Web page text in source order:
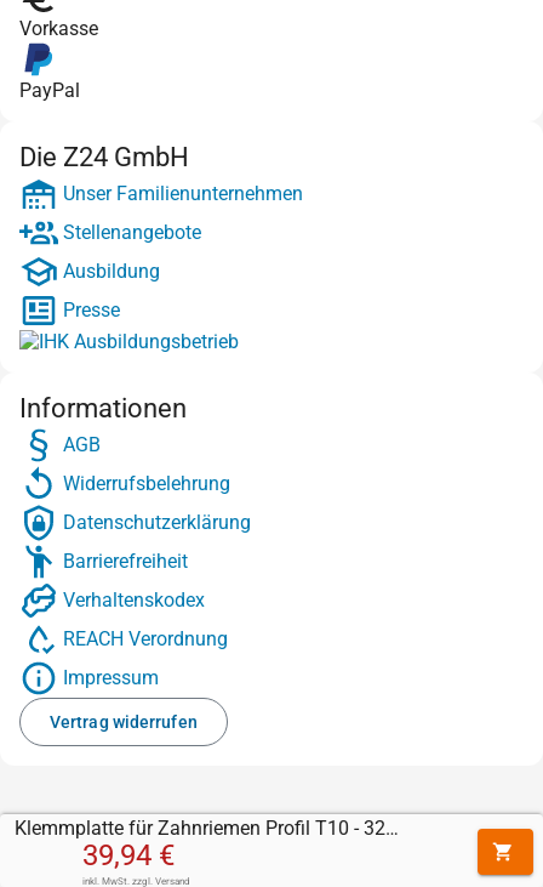
Klemmplatte für Zahnriemen Profil T10 - 32 mm
39,94 €
inkl. MwSt. zzgl. Versand
Vorkasse
PayPal
Die Z24 GmbH
Unser Familienunternehmen
Stellenangebote
Ausbildung
Presse
Informationen
AGB
Widerrufsbelehrung
Datenschutzerklärung
Barrierefreiheit
Verhaltenskodex
REACH Verordnung
Impressum
Vertrag widerrufen